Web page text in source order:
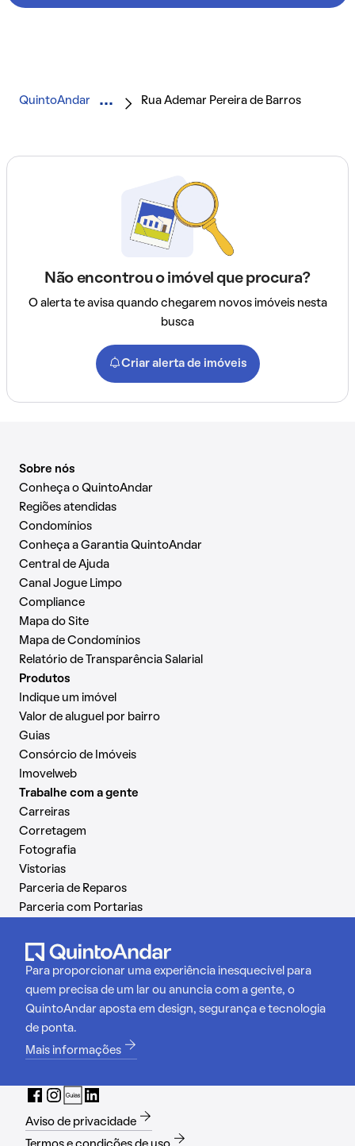
QuintoAndar Rua Ademar Pereira de Barros
Não encontrou o imóvel que procura?
O alerta te avisa quando chegarem novos imóveis nesta
busca
Criar alerta de imóveis
Sobre nós
Conheça o QuintoAndar
Regiões atendidas
Condomínios
Conheça a Garantia QuintoAndar
Central de Ajuda
Canal Jogue Limpo
Compliance
Mapa do Site
Mapa de Condomínios
Relatório de Transparência Salarial
Produtos
Indique um imóvel
Valor de aluguel por bairro
Guias
Consórcio de Imóveis
Imovelweb
Trabalhe com a gente
Carreiras
Corretagem
Fotografia
Vistorias
Parceria de Reparos
Parceria com Portarias
Para proporcionar uma experiência inesquecível para
quem precisa de um lar ou anuncia com a gente, o
QuintoAndar aposta em design, segurança e tecnologia
de ponta.
Mais informações
Aviso de privacidade